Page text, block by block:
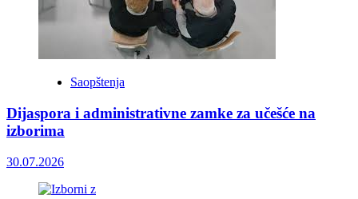
Saopštenja
Dijaspora i administrativne zamke za učešće na
izborima
30.07.2026